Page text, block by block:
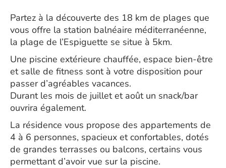
Partez à la découverte des 18 km de plages que
vous offre la station balnéaire méditerranéenne,
la plage de l’Espiguette se situe à 5km.
Une piscine extérieure chauffée, espace bien-être
et salle de fitness sont à votre disposition pour
passer d’agréables vacances.
Durant les mois de juillet et août un snack/bar
ouvrira également.
La résidence vous propose des appartements de
4 à 6 personnes, spacieux et confortables, dotés
de grandes terrasses ou balcons, certains vous
permettant d’avoir vue sur la piscine.